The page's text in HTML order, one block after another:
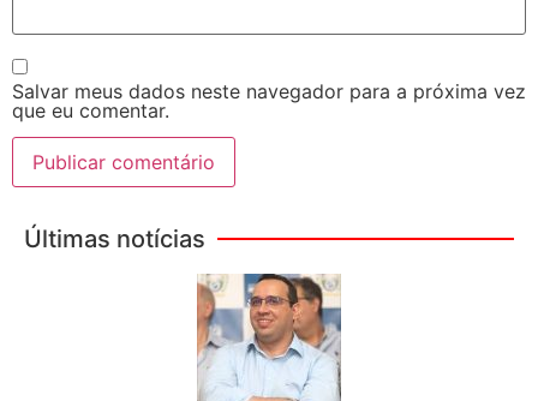
Salvar meus dados neste navegador para a próxima vez
que eu comentar.
Últimas notícias